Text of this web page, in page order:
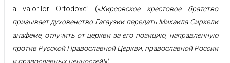
a valorilor Ortodoxe” («Кирсовское крестовое братство
призывает духовенство Гагаузии передать Михаила Сиркели
анафеме, отлучить от церкви за его позицию, направленную
против Русской Православной Церкви, православной России